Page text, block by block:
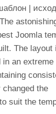
|
The
Joomla
The
in an
the
suit the